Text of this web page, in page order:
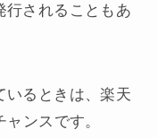
行されることもあ
いるときは、楽天
ンスです。